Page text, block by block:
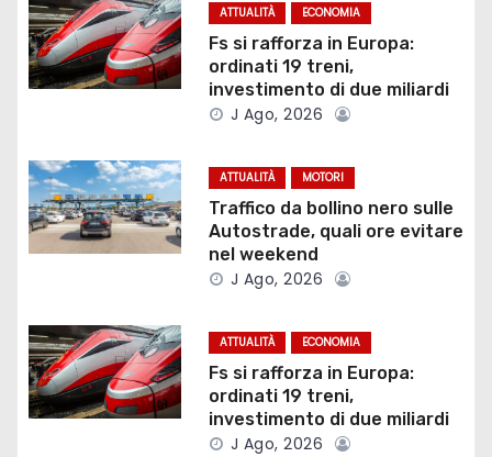
z
i
n
e
a
t
i
ATTUALITÀ ECONOMIA
Fs si rafforza in Europa:
ordinati 19 treni,
investimento di due miliardi
J Ago, 2026
ATTUALITÀ MOTORI
Traffico da bollino nero sulle
Autostrade, quali ore evitare
nel weekend
J Ago, 2026
ATTUALITÀ ECONOMIA
Fs si rafforza in Europa:
ordinati 19 treni,
investimento di due miliardi
J Ago, 2026